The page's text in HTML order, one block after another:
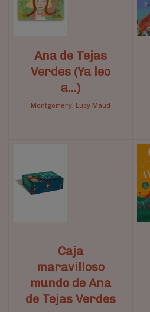
Ana de Tejas
Verdes (Ya leo
a…)
Montgomery, Lucy Maud
Caja
maravilloso
mundo de Ana
de Tejas Verdes